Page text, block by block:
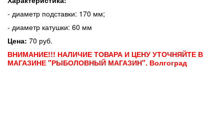
- диаметр подставки: 170 мм;
- диаметр катушки: 60 мм
Цена: 70 руб.
ВНИМАНИЕ!!! НАЛИЧИЕ ТОВАРА И ЦЕНУ УТОЧНЯЙТЕ В
МАГАЗИНЕ "РЫБОЛОВНЫЙ МАГАЗИН". Волгоград